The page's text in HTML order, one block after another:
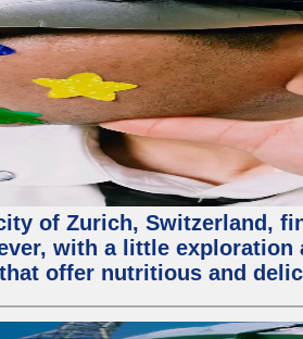
of Zurich, Switzerland,
with a little
offer nutritious and